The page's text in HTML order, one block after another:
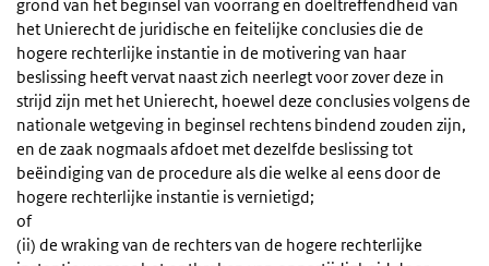
grond van het beginsel van voorrang en doeltreffendheid van
het Unierecht de juridische en feitelijke conclusies die de
hogere rechterlijke instantie in de motivering van haar
beslissing heeft vervat naast zich neerlegt voor zover deze in
strijd zijn met het Unierecht, hoewel deze conclusies volgens de
nationale wetgeving in beginsel rechtens bindend zouden zijn,
en de zaak nogmaals afdoet met dezelfde beslissing tot
beëindiging van de procedure als die welke al eens door de
hogere rechterlijke instantie is vernietigd;
of
(ii) de wraking van de rechters van de hogere rechterlijke